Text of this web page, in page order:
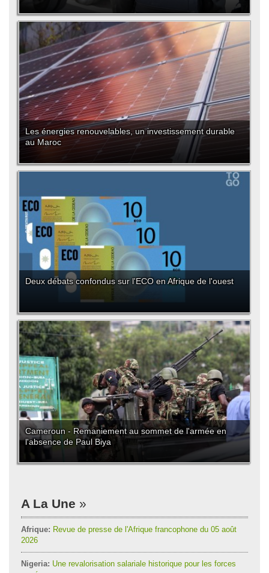
Les énergies renouvelables, un investissement durable
au Maroc
Deux débats confondus sur l'ECO en Afrique de l'ouest
Cameroun - Remaniement au sommet de l'armée en
l'absence de Paul Biya
A La Une
Afrique: Revue de presse de l'Afrique francophone du 05 août
2026
Nigeria: Une revalorisation salariale historique pour les forces